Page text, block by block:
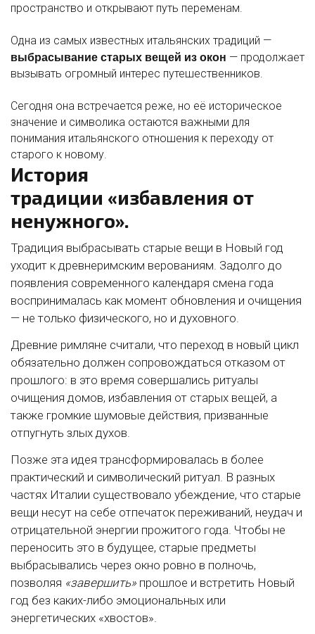
пространство и открывают путь переменам.
Одна из самых известных итальянских традиций —
выбрасывание старых вещей из окон — продолжает
вызывать огромный интерес путешественников.
Сегодня она встречается реже, но её историческое
значение и символика остаются важными для
понимания итальянского отношения к переходу от
старого к новому.
История
традиции «избавления от
ненужного».
Традиция выбрасывать старые вещи в Новый год
уходит к древнеримским верованиям. Задолго до
появления современного календаря смена года
воспринималась как момент обновления и очищения
— не только физического, но и духовного.
Древние римляне считали, что переход в новый цикл
обязательно должен сопровождаться отказом от
прошлого: в это время совершались ритуалы
очищения домов, избавления от старых вещей, а
также громкие шумовые действия, призванные
отпугнуть злых духов.
Позже эта идея трансформировалась в более
практический и символический ритуал. В разных
частях Италии существовало убеждение, что старые
вещи несут на себе отпечаток переживаний, неудач и
отрицательной энергии прожитого года. Чтобы не
переносить это в будущее, старые предметы
выбрасывались через окно ровно в полночь,
позволяя «завершить» прошлое и встретить Новый
год без каких-либо эмоциональных или
энергетических «хвостов».